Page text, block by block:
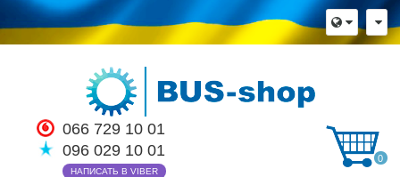
066 729 10 01
096 029 10 01
НАПИСАТЬ В VIBER
0